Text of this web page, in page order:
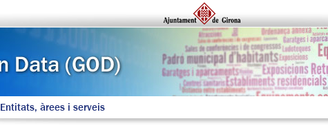
Entitats, àrees i serveis